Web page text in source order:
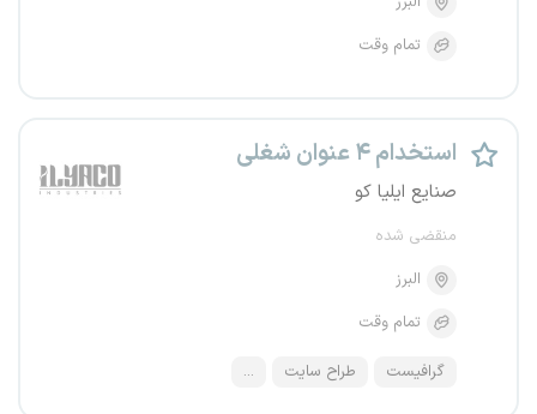
تمام وقت
استخدام ۴ عنوان شغلی
صنایع ایلیا کو
منقضی شده
البرز
تمام وقت
گرافیست طراح سایت ...